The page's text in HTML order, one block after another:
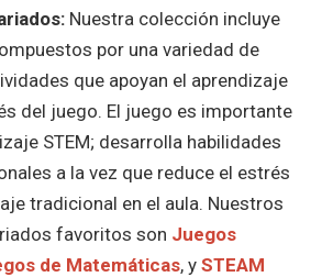
Nuestra colección incluye
por una variedad de
que apoyan el aprendizaje
del juego. El juego es importante
STEM; desarrolla habilidades
a la vez que reduce el estrés
tradicional en el aula. Nuestros
favoritos son Juegos
de Matemáticas, y STEAM